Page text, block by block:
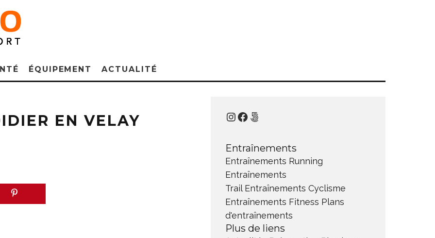
ÉQUIPEMENT ACTUALITÉ
EN VELAY Instagram
Facebook
500px
Entraînements
Entraînements Running
Entraînements
Trail Entraînements Cyclisme
Entraînements Fitness Plans
d'entraînements
Plus de liens